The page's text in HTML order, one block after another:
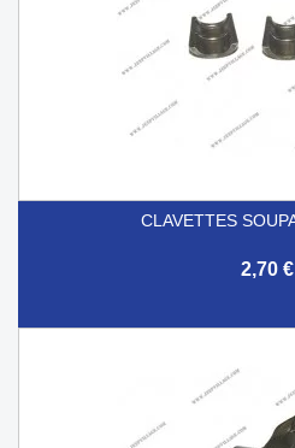
CLAVETTES
2,70 €